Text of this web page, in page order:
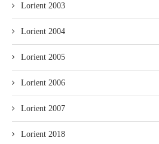
Lorient 2003
Lorient 2004
Lorient 2005
Lorient 2006
Lorient 2007
Lorient 2018